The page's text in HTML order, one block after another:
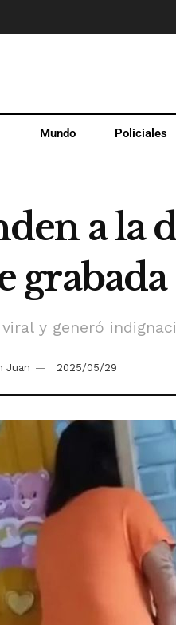
Mundo Policiales
a la
y generó
Juan 2025/05/29